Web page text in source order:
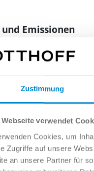
Zustimmung
Webseite verwendet
Cookies, um
Zugriffe auf unsere
an unsere Partner für
Emissionen
kombiniert): g/